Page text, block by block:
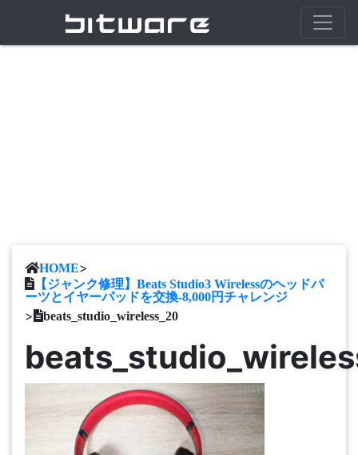
HOME>
【ジャンク修理】Beats Studio3 Wirelessのヘッドパ
ーツとイヤーパッドを交換-8,000円チャレンジ
> beats_studio_wireless_20